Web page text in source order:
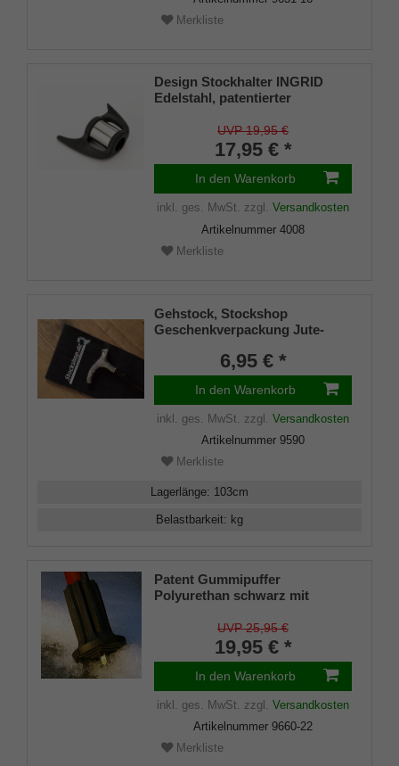
Merkliste
Design Stockhalter INGRID
Edelstahl, patentierter
(18 - 22mm), Weichgummi
UVP 19,95 €
17,95 € *
In den Warenkorb
inkl. ges. MwSt. zzgl. Versandkosten
Artikelnummer 4008
Merkliste
Gehstock, Stockshop
Geschenkverpackung Jute-
Klettverschluss6,95 € *
In den Warenkorb
inkl. ges. MwSt. zzgl. Versandkosten
Artikelnummer 9590
Merkliste
Lagerlänge: 103cm
Belastbarkeit: kg
Patent Gummipuffer
Polyurethan schwarz mit
Gehstöcke aus Holz und Metall,
flexibler Schaft für
Durchmesser von ca. 17-22 mm
UVP 25,95 €
19,95 € *
In den Warenkorb
inkl. ges. MwSt. zzgl. Versandkosten
Artikelnummer 9660-22
Merkliste